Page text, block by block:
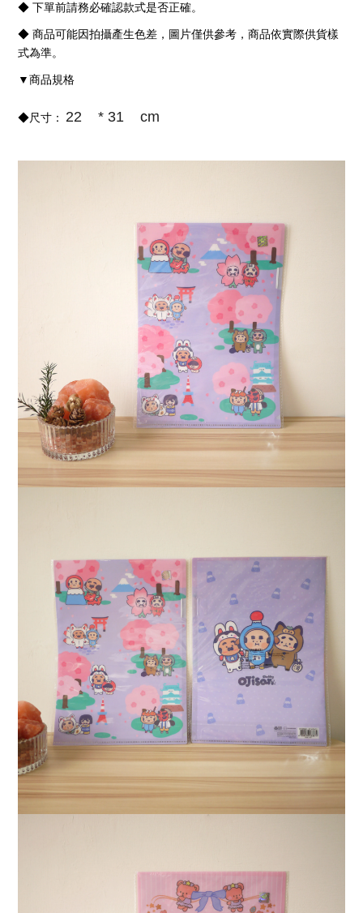
◆ 下單前請務必確認款式是否正確。
◆ 商品可能因拍攝產生色差，圖片僅供參考，商品依實際供貨樣
式為準。
▼ 商品規格
◆尺寸： 22 * 31 cm